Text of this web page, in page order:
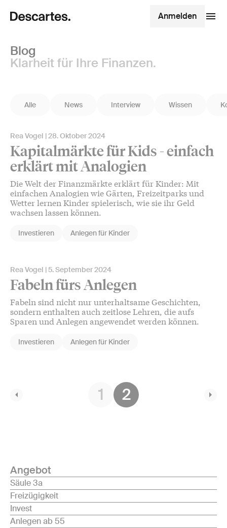
Anmelden
Blog
Klarheit für Ihre Finanzen.
Alle News Interview Wissen
Rea Vogel 28. Oktober 2024
Kapitalmärkte für Kids - einfach
erklärt mit Analogien
Die Welt der Finanzmärkte erklärt für Kinder: Mit
einfachen Analogien wie Gärten, Freizeitparks und
Wetter lernen Kinder spielerisch, wie sie ihr Geld
wachsen lassen können.
Investieren Anlegen für Kinder
Rea Vogel 5. September 2024
Fabeln fürs Anlegen
Fabeln sind nicht nur unterhaltsame Geschichten,
sondern enthalten auch zeitlose Lehren, die aufs
Sparen und Anlegen angewendet werden können.
Investieren Anlegen für Kinder
1 2
Angebot
Säule 3a
Freizügigkeit
Invest
Anlegen ab 55